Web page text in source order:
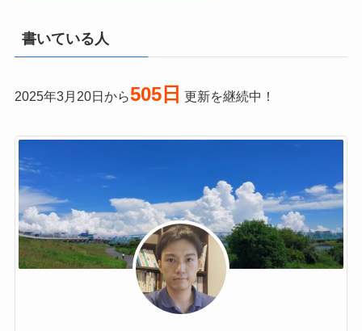
書いている人
2025年3月20日から505日 更新を継続中！